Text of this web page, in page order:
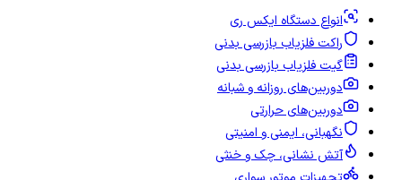
انواع دستگاه ایکس ری
راکت فلزیاب بازرسی بدنی
گیت فلزیاب بازرسی بدنی
دوربین‌های روزانه و شبانه
دوربین‌های حرارتی
نگهبانی، ایمنی و امنیتی
آتش نشانی، چک و خنثی